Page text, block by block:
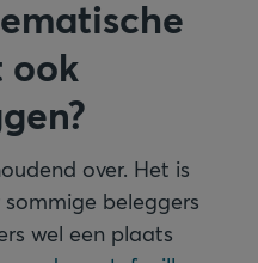
ook
over. Het is
beleggers
wel een plaats